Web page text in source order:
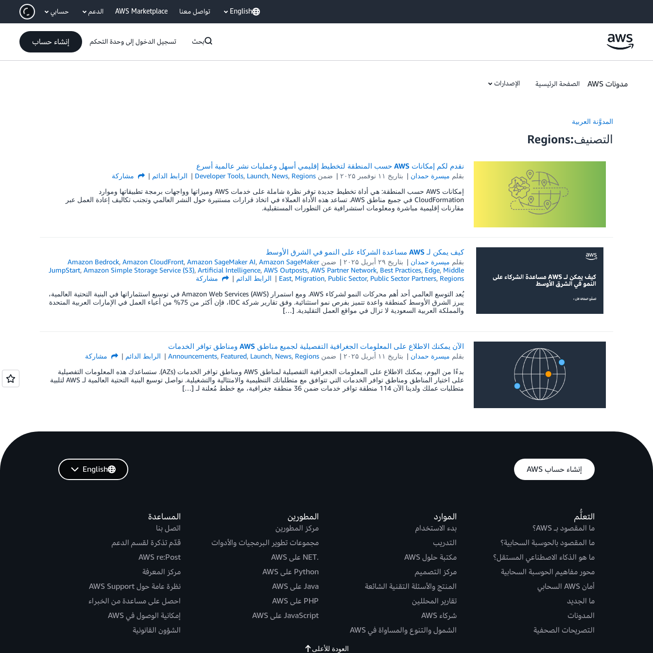
English تواصل معنا AWS Marketplace الدعم حسابي
بحث تسجيل الدخول إلى وحدة التحكم إنشاء حساب
مدونات AWS الصفحة الرئيسية الإصدارات
المدوَّنة العربية
التصنيف:Regions
نقدم لكم إمكانات AWS حسب المنطقة لتخطيط إقليمي أسهل وعمليات نشر عالمية أسرع
بقلم ميسرة حمدان بتاريخ ۱۱ نوفمبر ۲۰۲۵ ضمن Developer Tools, Launch, News, Regions الرابط الدائم
مشاركة
إمكانات AWS حسب المنطقة: هي أداة تخطيط جديدة توفر نظرة شاملة على خدمات AWS وميزاتها وواجهات برمجة تطبيقاتها وموارد
CloudFormation في جميع مناطق AWS. تساعد هذه الأداة العملاء في اتخاذ قرارات مستنيرة حول النشر العالمي وتجنب تكاليف إعادة العمل عبر
مقارنات إقليمية مباشرة ومعلومات استشرافية عن التطورات المستقبلية.
كيف يمكن لـ AWS مساعدة الشركاء على النمو في الشرق الأوسط
بقلم ميسرة حمدان بتاريخ ۲۹ أبريل ۲۰۲۵ ضمن Amazon Bedrock, Amazon CloudFront, Amazon SageMaker AI, Amazon SageMaker
JumpStart, Amazon Simple Storage Service (S3), Artificial Intelligence, AWS Outposts, AWS Partner Network, Best Practices, Edge, Middle
East, Migration, Public Sector, Public Sector Partners, Regions الرابط الدائم
مشاركة
يُعد التوسع العالمي أحد أهم محركات النمو لشركاء AWS. ومع استمرار Amazon Web Services (AWS) في توسيع استثماراتها في البنية التحتية العالمية،
يبرز الشرق الأوسط كمنطقة واعدة تتميز بفرص نمو استثنائية. وفق تقارير شركة IDC، فإن أكثر من 75% من أعباء العمل في الإمارات العربية المتحدة
والمملكة العربية السعودية لا تزال في مواقع العمل التقليدية. […]
الآن يمكنك الاطلاع على المعلومات الجغرافية التفصيلية لجميع مناطق AWS ومناطق توافر الخدمات
بقلم ميسرة حمدان بتاريخ ۱۱ أبريل ۲۰۲۵ ضمن Announcements, Featured, Launch, News, Regions الرابط الدائم
مشاركة
بدءًا من اليوم، يمكنك الاطلاع على المعلومات الجغرافية التفصيلية لمناطق AWS ومناطق توافر الخدمات (AZs). ستساعدك هذه المعلومات التفصيلية
على اختيار المناطق ومناطق توافر الخدمات التي تتوافق مع متطلباتك التنظيمية والامتثالية والتشغيلية. نواصل توسيع البنية التحتية العالمية لـ AWS لتلبية
متطلبات عملك ولدينا الآن 114 منطقة توافر خدمات ضمن 36 منطقة جغرافية، مع خطط مُعلنة لـ […]
إنشاء حساب AWS
التعلُّم
ما المقصود بـ AWS؟
ما المقصود بالحوسبة السحابية؟
ما هو الذكاء الاصطناعي المستقل؟
محور مفاهيم الحوسبة السحابية
أمان AWS السحابي
ما الجديد
المدونات
التصريحات الصحفية
الموارد
بدء الاستخدام
التدريب
مكتبة حلول AWS
مركز التصميم
المنتج والأسئلة التقنية الشائعة
تقارير المحللين
شركاء AWS
الشمول والتنوع والمساواة في AWS
المطورين
مركز المطورين
مجموعات تطوير البرمجيات والأدوات
.NET على AWS
Python على AWS
Java على AWS
PHP على AWS
JavaScript على AWS
المساعدة
اتصل بنا
قدّم تذكرة لقسم الدعم
AWS re:Post
مركز المعرفة
نظرة عامة حول AWS Support
احصل على مساعدة من الخبراء
إمكانية الوصول في AWS
الشؤون القانونية
English
العودة للأعلى